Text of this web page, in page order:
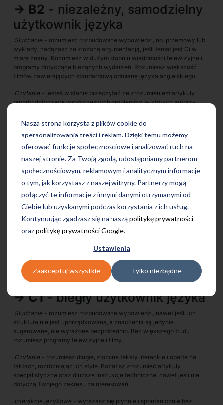
Nasza strona korzysta z plików cookie do
spersonalizowania treści i reklam. Dzięki temu możemy
oferować funkcje społecznościowe i analizować ruch na
naszej stronie. Za Twoją zgodą, udostępniamy partnerom
społecznościowym, reklamowym i analitycznym informacje
o tym, jak korzystasz z naszej witryny. Partnerzy mogą
połączyć te informacje z innymi danymi otrzymanymi od
Ciebie lub uzyskanymi podczas korzystania z ich usług.
Kontynuując zgadzasz się na nasząpolitykę prywatności
orazpolitykę prywatności Google.
Ustawienia
Zaakceptuj wszystkie Tylko niezbędne
→ B2 - niezależny, samodzielny
użytkownik języka
Słuchanie - rozumiesz rozbudowane wypowiedzi, np. przemowy lub
wykłady, nadążasz za złożoną argumentacją, jeśli temat jest Ci w
miarę znany. Rozumiesz w dużym stopniu wiadomości telewizyjne i
programy dotyczące bieżących wydarzeń. Rozumiesz większość
filmów zawierających standardową odmianę języka angielskiego.
Czytanie - jesteś w stanie przeczytać ze zrozumieniem artykuły i
raporty dotyczące współczesnych problemów, w których autorzy
współczesną prozę literacką.
Interakcje językowe- potrafisz reagować dość płynnie i
spontanicznie w rozmowie z native speakerami. Możesz wziąć
uzasadniając swój punkt widzenia.
Samodzielne wypowiedzi- potrafisz przedstawić jasne, szczegółowe
zainteresowaniami. Potrafisz wyjaśnić swój punkt widzenia, podając
wady i zalety różnych rozwiązań.
- potrafisz tworzyć czytelne, szczegółowe teksty na wiele
różnych tematów związanych z Twoimi zainteresowaniami. Umiesz
argumenty za i przeciw. Potrafisz napisać list podkreślający wagę
konkretnych wydarzeń i doświadczeń z Twojego punktu widzenia.
→ C1- biegły użytkownik języka
Słuchanie - rozumiesz rozbudowane wypowiedzi, nawet jeśli ich
struktura nie jest uporządkowana, a znaczenia są jedynie
sugerowane, nie wyrażone bezpośrednio. Bez większego trudu
rozumiesz programy telewizyjne i filmy.
Czytanie - rozumiesz długie, złożone teksty literackie i oparte na
faktach, rozróżniając ich style. Potrafisz zrozumieć artykuły
specjalistyczne oraz dłuższe instrukcje techniczne, nawet jeśli nie
dotyczą Twojego zakresu zainteresowań.
Interakcje językowe - wyrażasz się płynnie i spontanicznie bez